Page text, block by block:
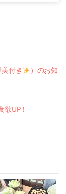
付き
）のお知
欲UP！